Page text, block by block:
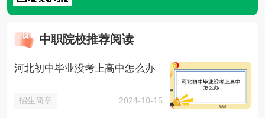
中职院校推荐阅读
河北初中毕业没考上高中怎么办
招生简章 2024-10-15